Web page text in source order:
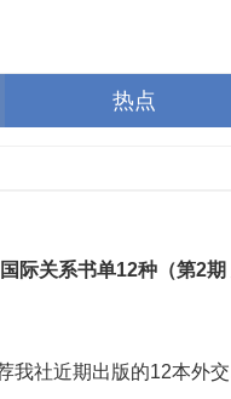
热点
际关系书单12种（第2期
我社近期出版的12本外